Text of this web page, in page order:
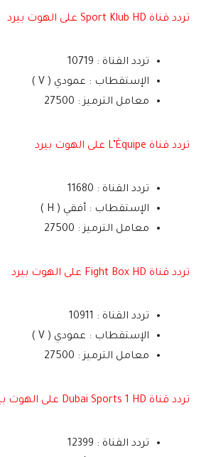
تردد قناة Sport Klub HD على الهوت بيرد
تردد القناة : 10719
الإستقطاب : عمودي ( V )
معامل الترميز : 27500
تردد قناة L’Équipe على الهوت بيرد
تردد القناة : 11680
الإستقطاب : أفقي ( H )
معامل الترميز : 27500
تردد قناة Fight Box HD على الهوت بيرد
تردد القناة : 10911
الإستقطاب : عمودي ( V )
معامل الترميز : 27500
تردد قناة Dubai Sports 1 HD على الهوت بيرد
تردد القناة : 12399